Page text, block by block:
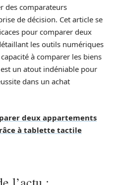
des comparateurs
de décision. Cet article se
pour comparer deux
les outils numériques
à comparer les biens
un atout indéniable pour
dans un achat
deux appartements
à tablette tactile